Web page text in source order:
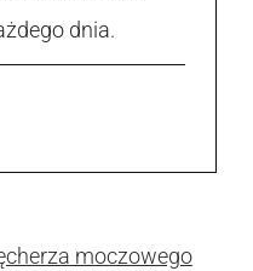
dnia.
moczowego